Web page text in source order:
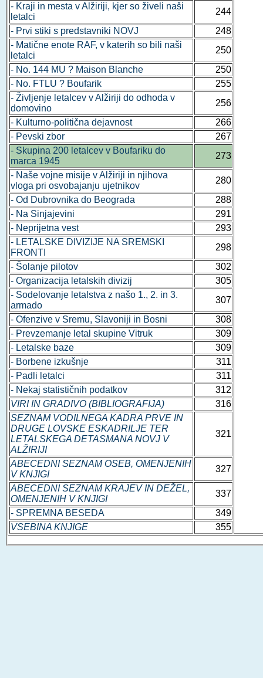
- Kraji in mesta v Alžiriji, kjer so živeli naši
letalci
244
- Prvi stiki s predstavniki NOVJ
248
- Matične enote RAF, v katerih so bili naši
letalci
250
- No. 144 MU ? Maison Blanche
250
- No. FTLU ? Boufarik
255
- Življenje letalcev v Alžiriji do odhoda v
domovino
256
- Kulturno-politična dejavnost
266
- Pevski zbor
267
- Skupina 200 letalcev v Boufariku do
marca 1945
273
- Naše vojne misije v Alžiriji in njihova
vloga pri osvobajanju ujetnikov
280
- Od Dubrovnika do Beograda
288
- Na Sinjajevini
291
- Neprijetna vest
293
- LETALSKE DIVIZIJE NA SREMSKI
FRONTI
298
- Šolanje pilotov
302
- Organizacija letalskih divizij
305
- Sodelovanje letalstva z našo 1., 2. in 3.
armado
307
- Ofenzive v Sremu, Slavoniji in Bosni
308
- Prevzemanje letal skupine Vitruk
309
- Letalske baze
309
- Borbene izkušnje
311
- Padli letalci
311
- Nekaj statističnih podatkov
312
VIRI IN GRADIVO (BIBLIOGRAFIJA)
316
SEZNAM VODILNEGA KADRA PRVE IN
DRUGE LOVSKE ESKADRILJE TER
LETALSKEGA DETASMANA NOVJ V
ALŽIRIJI
321
ABECEDNI SEZNAM OSEB, OMENJENIH
V KNJIGI
327
ABECEDNI SEZNAM KRAJEV IN DEŽEL,
OMENJENIH V KNJIGI
337
- SPREMNA BESEDA
349
VSEBINA KNJIGE
355